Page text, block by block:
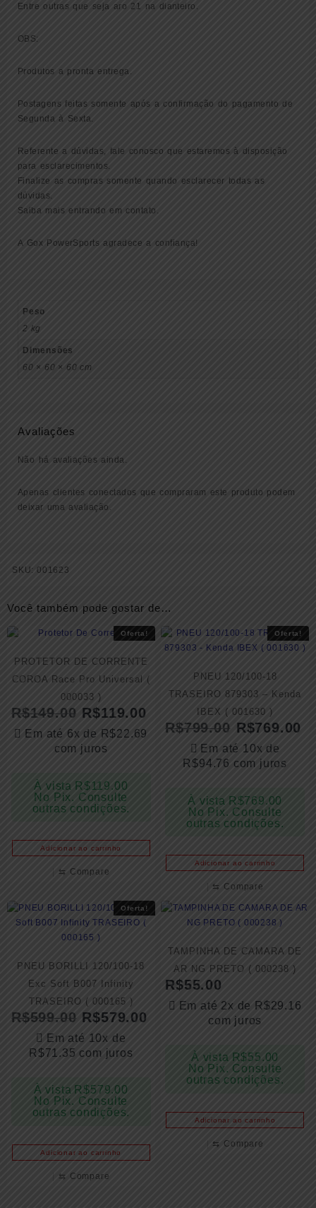
Entre outras que seja aro 21 na dianteiro.
OBS:
Produtos a pronta entrega.
Postagens feitas somente após a confirmação do pagamento de
Segunda à Sexta.
Referente a dúvidas, fale conosco que estaremos à disposição
para esclarecimentos.
Finalize as compras somente quando esclarecer todas as
dúvidas.
Saiba mais entrando em contato.
A Gox PowerSports agradece a confiança!
Peso
2 kg
Dimensões
60 × 60 × 60 cm
Avaliações
Não há avaliações ainda.
Apenas clientes conectados que compraram este produto podem
deixar uma avaliação.
SKU: 001623
Você também pode gostar de…
Oferta!
PROTETOR DE CORRENTE
COROA Race Pro Universal (
000033 )
R$149.00 R$119.00
Em até 6x de R$22.69
com juros
À vista R$119.00
No Pix. Consulte
outras condições.
Adicionar ao carrinho
⇆ Compare
Oferta!
PNEU 120/100-18
TRASEIRO 879303 – Kenda
IBEX ( 001630 )
R$799.00 R$769.00
Em até 10x de
R$94.76 com juros
À vista R$769.00
No Pix. Consulte
outras condições.
Adicionar ao carrinho
⇆ Compare
Oferta!
PNEU BORILLI 120/100-18
Exc Soft B007 Infinity
TRASEIRO ( 000165 )
R$599.00 R$579.00
Em até 10x de
R$71.35 com juros
À vista R$579.00
No Pix. Consulte
outras condições.
Adicionar ao carrinho
⇆ Compare
TAMPINHA DE CAMARA DE
AR NG PRETO ( 000238 )
R$55.00
Em até 2x de R$29.16
com juros
À vista R$55.00
No Pix. Consulte
outras condições.
Adicionar ao carrinho
⇆ Compare